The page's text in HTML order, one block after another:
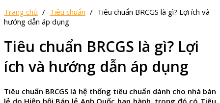
Trang chủ / Tiêu chuẩn / Tiêu chuẩn BRCGS là gì? Lợi ích và
hướng dẫn áp dụng
Tiêu chuẩn BRCGS là gì? Lợi
ích và hướng dẫn áp dụng
Tiêu chuẩn BRCGS là hệ thống tiêu chuẩn dành cho nhà bán